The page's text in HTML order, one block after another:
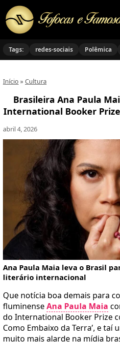
Tags: redes-sociais Polêmica
Início » Cultura
Brasileira Ana Paula
International Booker
abril 4, 2026
Ana Paula Maia leva o Brasil
literário internacional
Que notícia boa demais para
fluminenseAna Paula Maia
do International Booker Prize
Como Embaixo da Terra’, e taí
muito mais alarde na mídia